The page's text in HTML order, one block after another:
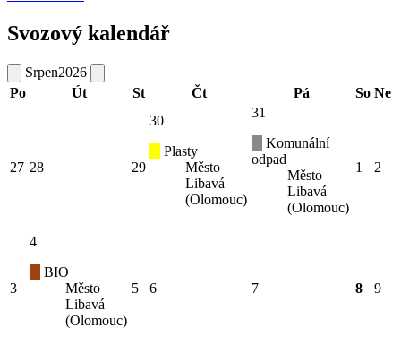
Svozový kalendář
Srpen2026
Po
Út St Čt Pá So Ne
27 28 29
30
Plasty
Město
Libavá
(Olomouc)
31
Komunální
odpad
Město
Libavá
(Olomouc)
1 2
3
4
BIO
Město
Libavá
(Olomouc)
5 6 7 8 9